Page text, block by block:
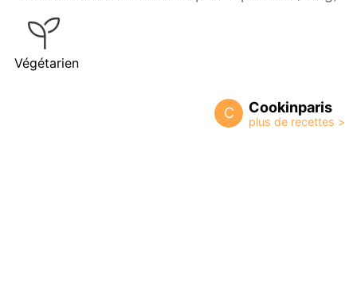
Végétarien
C Cookinparis